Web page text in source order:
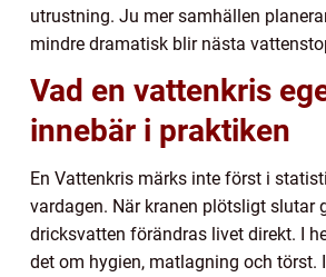
utrustning. Ju mer samhällen
mindre dramatisk blir nästa
Vad en vattenkris
innebär i praktiken
En Vattenkris märks inte först i
vardagen. När kranen plötsligt slutar
dricksvatten förändras livet direkt. I
det om hygien, matlagning och törst.